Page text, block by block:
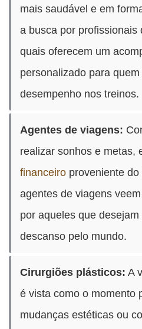
mais saudável e em
a busca por
quais oferecem um
personalizado para
desempenho nos treinos.
Agentes de viagens:
realizar sonhos e metas,
financeiro proveniente
agentes de viagens
por aqueles que
descanso pelo mundo.
Cirurgiões plásticos: A
é vista como o momento
mudanças estéticas ou